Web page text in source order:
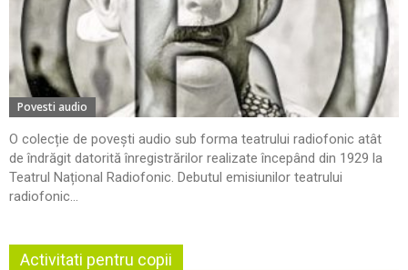
Povesti audio
O colecție de povești audio sub forma teatrului radiofonic atât
de îndrăgit datorită înregistrărilor realizate începând din 1929 la
Teatrul Național Radiofonic. Debutul emisiunilor teatrului
radiofonic...
Activitati pentru copii